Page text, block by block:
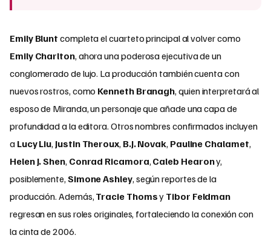
Emily Blunt completa el cuarteto principal al volver como
Emily Charlton, ahora una poderosa ejecutiva de un
conglomerado de lujo. La producción también cuenta con
nuevos rostros, como Kenneth Branagh, quien interpretará al
esposo de Miranda, un personaje que añade una capa de
profundidad a la editora. Otros nombres confirmados incluyen
a Lucy Liu, Justin Theroux, B.J. Novak, Pauline Chalamet,
Helen J. Shen, Conrad Ricamora, Caleb Hearony,
posiblemente, Simone Ashley, según reportes de la
producción. Además, Tracie Thomsy Tibor Feldman
regresan en sus roles originales, fortaleciendo la conexión con
la cinta de 2006.